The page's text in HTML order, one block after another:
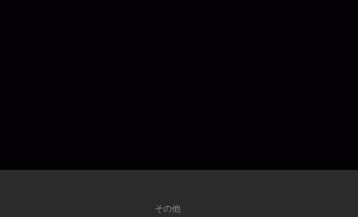
その他